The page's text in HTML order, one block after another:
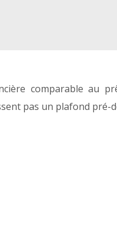
comparable au
pas un plafond pré-